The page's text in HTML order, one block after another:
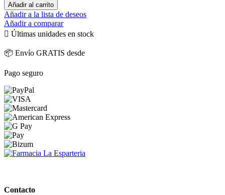
Añadir al carrito
Añadir a la lista de deseos
Añadir a comparar
 Últimas unidades en stock
📦 Envío GRATIS desde
Pago seguro
Contacto